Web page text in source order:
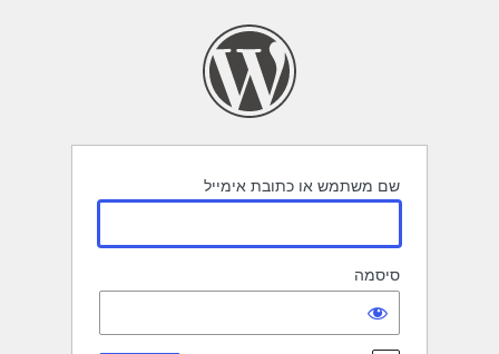
שם משתמש או כתובת אימייל
סיסמה